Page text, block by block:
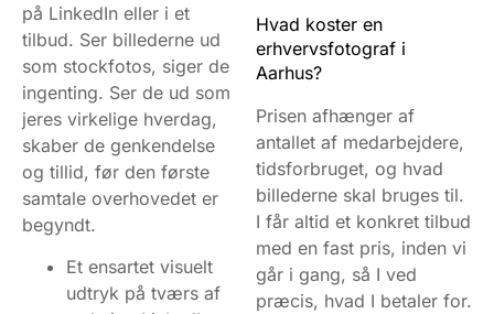
på LinkedIn eller i et
tilbud. Ser billederne ud
som stockfotos, siger de
ingenting. Ser de ud som
jeres virkelige hverdag,
skaber de genkendelse
og tillid, før den første
samtale overhovedet er
begyndt.
Et ensartet visuelt
udtryk på tværs af
Hvad koster en
erhvervsfotograf i
Aarhus?
Prisen afhænger af
antallet af medarbejdere,
tidsforbruget, og hvad
billederne skal bruges til.
I får altid et konkret tilbud
med en fast pris, inden vi
går i gang, så I ved
præcis, hvad I betaler for.